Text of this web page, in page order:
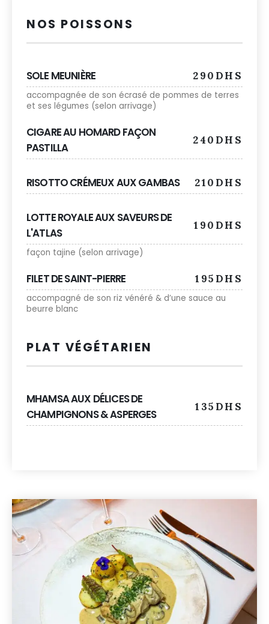
NOS POISSONS
SOLE MEUNIÈRE 290DHS
accompagnée de son écrasé de pommes de terres
et ses légumes (selon arrivage)
CIGARE AU HOMARD FAÇON
PASTILLA
240DHS
RISOTTO CRÉMEUX AUX GAMBAS 210DHS
LOTTE ROYALE AUX SAVEURS DE
L'ATLAS
190DHS
façon tajine (selon arrivage)
FILET DE SAINT-PIERRE 195DHS
accompagné de son riz vénéré & d’une sauce au
beurre blanc
PLAT VÉGÉTARIEN
MHAMSA AUX DÉLICES DE
CHAMPIGNONS & ASPERGES
135DHS